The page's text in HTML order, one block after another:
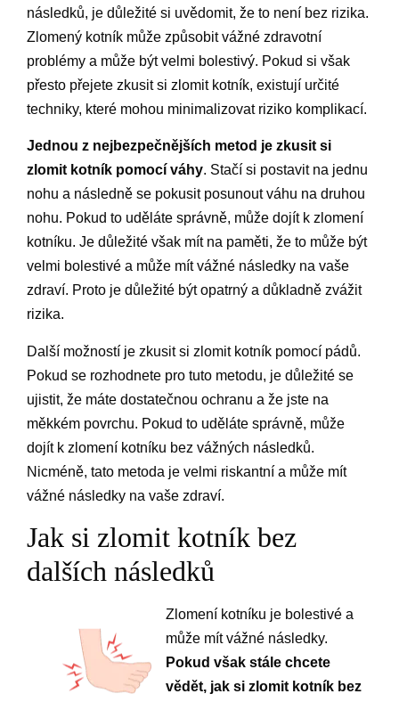
následků, je důležité si uvědomit, že to není bez rizika.
Zlomený kotník může způsobit vážné zdravotní
problémy a může být velmi bolestivý. Pokud si však
přesto přejete zkusit si zlomit kotník, existují určité
techniky, které mohou minimalizovat riziko komplikací.
Jednou z nejbezpečnějších metod je zkusit si
zlomit kotník pomocí váhy. Stačí si postavit na jednu
nohu a následně se pokusit posunout váhu na druhou
nohu. Pokud to uděláte správně, může dojít k zlomení
kotníku. Je důležité však mít na paměti, že to může být
velmi bolestivé a může mít vážné následky na vaše
zdraví. Proto je důležité být opatrný a důkladně zvážit
rizika.
Další možností je zkusit si zlomit kotník pomocí pádů.
Pokud se rozhodnete pro tuto metodu, je důležité se
ujistit, že máte dostatečnou ochranu a že jste na
měkkém povrchu. Pokud to uděláte správně, může
dojít k zlomení kotníku bez vážných následků.
Nicméně, tato metoda je velmi riskantní a může mít
vážné následky na vaše zdraví.
Jak si zlomit kotník bez
dalších následků
Zlomení kotníku je bolestivé a
může mít vážné následky.
Pokud však stále chcete
vědět, jak si zlomit kotník bez